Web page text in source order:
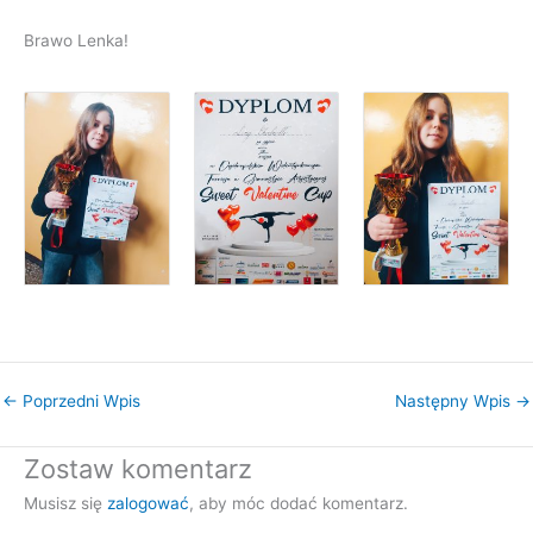
Brawo Lenka!
← Poprzedni Wpis Następny Wpis →
Zostaw komentarz
Musisz się zalogować, aby móc dodać komentarz.